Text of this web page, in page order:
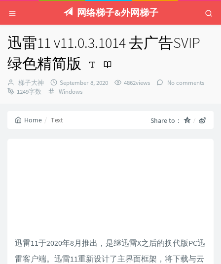
网络梯子&外网梯子
迅雷11 v11.0.3.1014 去广告SVIP
绿色精简版
Author：
梯子大神
发
布
September 8, 2020 4862views
No comments
1249字数
Categories：
Windows
Home Text Share to：
迅雷11于2020年8月推出，是继迅雷X之后的换代版PC迅
雷客户端。迅雷11重新设计了主界面框架，将下载与云